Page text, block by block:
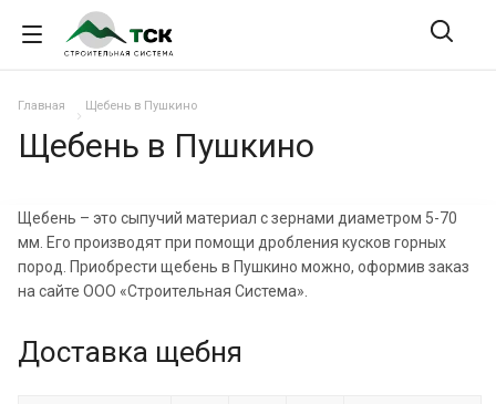
Главная Щебень в Пушкино
Щебень в Пушкино
Щебень – это сыпучий материал с зернами диаметром 5-70
мм. Его производят при помощи дробления кусков горных
пород. Приобрести щебень в Пушкино можно, оформив заказ
на сайте ООО «Строительная Система».
Доставка щебня